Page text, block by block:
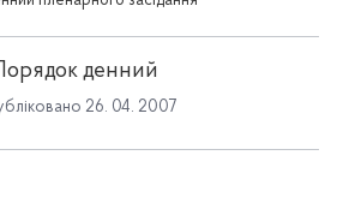
денний
26. 04. 2007